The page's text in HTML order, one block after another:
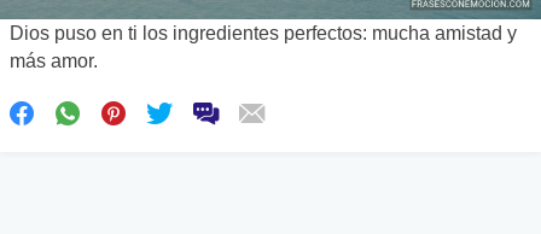
Dios puso en ti los ingredientes perfectos: mucha amistad y
más amor.